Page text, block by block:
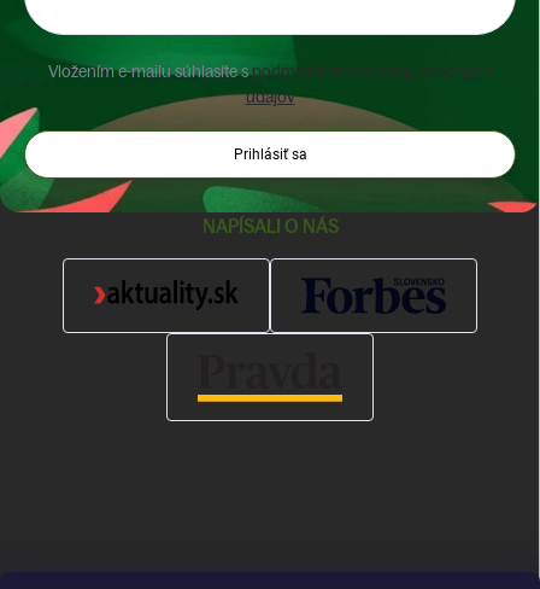
Vložením e-mailu súhlasíte spodmienkami ochrany osobných
údajov
Prihlásiť sa
NAPÍSALI O NÁS